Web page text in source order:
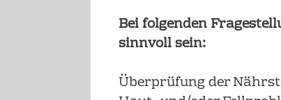
Bei folgenden
sinnvoll sein:
Überprüfung der